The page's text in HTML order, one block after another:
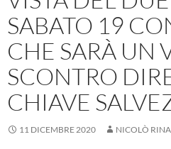
SABATO 19
CHE SARÀ UN
SCONTRO
CHIAVE
11 DICEMBRE 2020 NICOLÒ